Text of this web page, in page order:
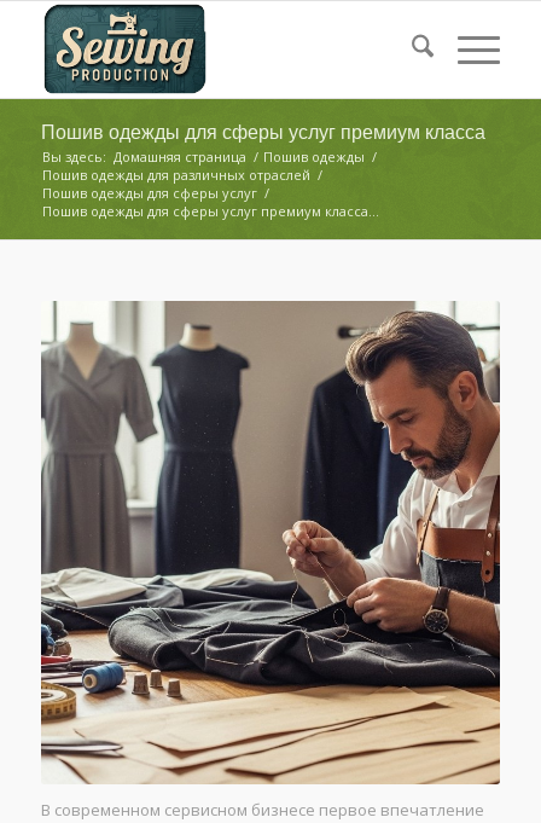
Пошив одежды для сферы услуг премиум класса
Вы здесь: Домашняя страница / Пошив одежды /
Пошив одежды для различных отраслей /
Пошив одежды для сферы услуг /
Пошив одежды для сферы услуг премиум класса...
В современном сервисном бизнесе первое впечатление